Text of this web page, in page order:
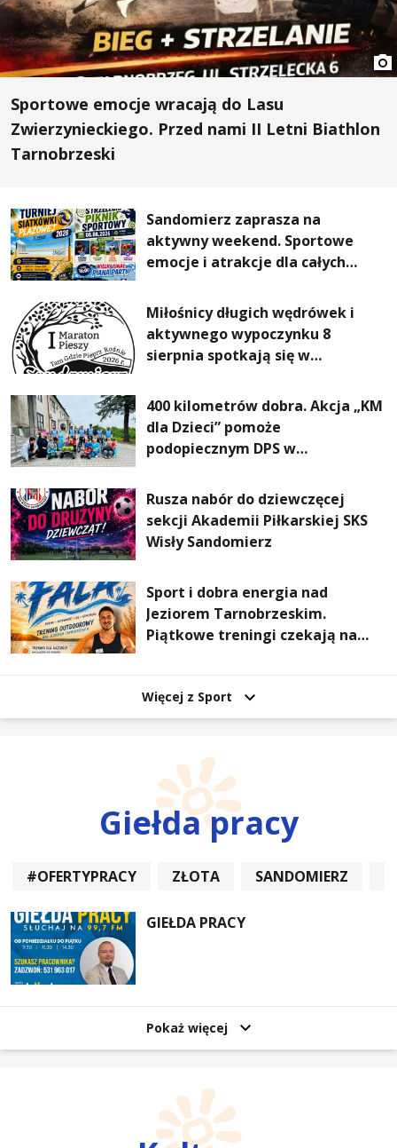
Sportowe emocje wracają do Lasu
Zwierzynieckiego. Przed nami II Letni Biathlon
Tarnobrzeski
Sandomierz zaprasza na
aktywny weekend. Sportowe
emocje i atrakcje dla całych
Miłośnicy długich wędrówek i
aktywnego wypoczynku 8
sierpnia spotkają się w
Pieszym „Tam Gdzie Pieprz
Rośnie”
400 kilometrów dobra. Akcja „KM
dla Dzieci” pomoże
podopiecznym DPS w
Rusza nabór do dziewczęcej
sekcji Akademii Piłkarskiej SKS
Wisły Sandomierz
Sport i dobra energia nad
Jeziorem Tarnobrzeskim.
Piątkowe treningi czekają na
Więcej z Sport
Giełda pracy
#OFERTYPRACY ZŁOTA SANDOMIERZ
GIEŁDA PRACY
Pokaż więcej